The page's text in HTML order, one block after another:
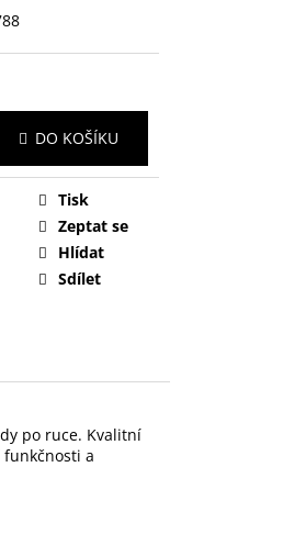
DO KOŠÍKU
Tisk
Zeptat se
Hlídat
Sdílet
po ruce. Kvalitní
a